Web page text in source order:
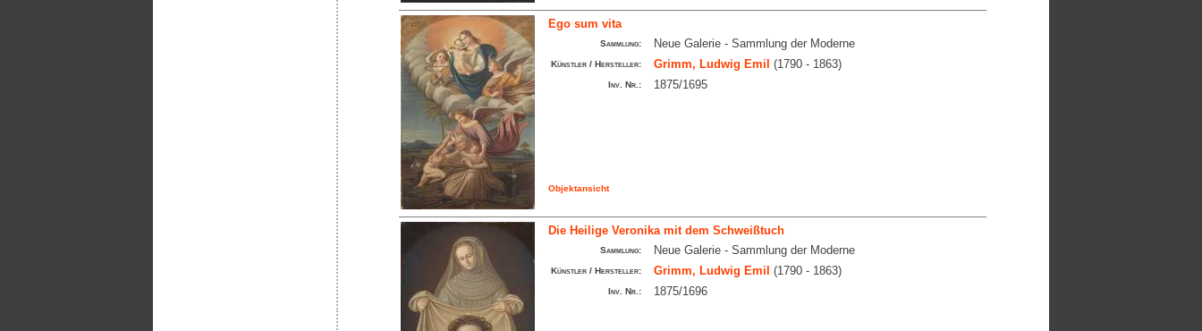
Ego sum vita
Sammlung: Neue Galerie - Sammlung der Moderne
Künstler / Hersteller: Grimm, Ludwig Emil (1790 - 1863)
Inv. Nr.: 1875/1695
Objektansicht
Die Heilige Veronika mit dem Schweißtuch
Sammlung: Neue Galerie - Sammlung der Moderne
Künstler / Hersteller: Grimm, Ludwig Emil (1790 - 1863)
Inv. Nr.: 1875/1696